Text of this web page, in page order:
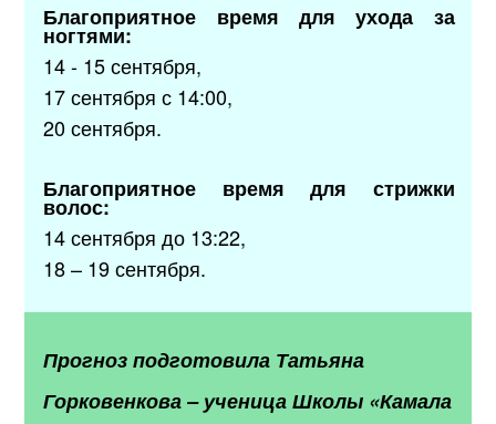
Благоприятное время для ухода за
ногтями:
14 - 15 сентября,
17 сентября с 14:00,
20 сентября.
Благоприятное время для стрижки
волос:
14 сентября до 13:22,
18 – 19 сентября.
Прогноз подготовила Татьяна
Горковенкова – ученица Школы «Камала